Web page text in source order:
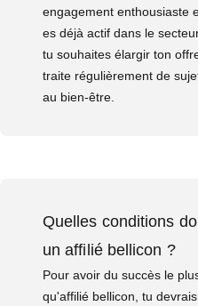
engagement enthousiaste
es déjà actif dans le
tu souhaites élargir ton
traite régulièrement de
au bien-être.
Quelles conditions
un affilié bellicon ?
Pour avoir du succès le
qu'affilié bellicon, tu